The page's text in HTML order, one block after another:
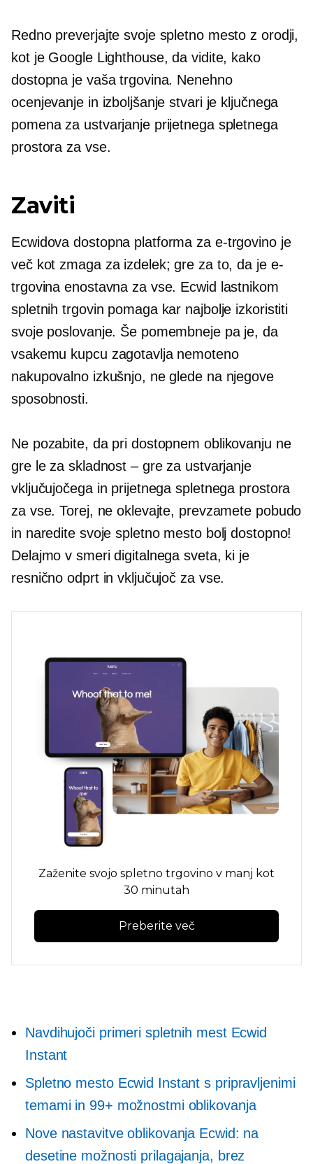
Redno preverjajte svoje spletno mesto z orodji,
kot je Google Lighthouse, da vidite, kako
dostopna je vaša trgovina. Nenehno
ocenjevanje in izboljšanje stvari je ključnega
pomena za ustvarjanje prijetnega spletnega
prostora za vse.
Zaviti
Ecwidova dostopna platforma za e-trgovino je
več kot zmaga za izdelek; gre za to, da je e-
trgovina enostavna za vse. Ecwid lastnikom
spletnih trgovin pomaga kar najbolje izkoristiti
svoje poslovanje. Še pomembneje pa je, da
vsakemu kupcu zagotavlja nemoteno
nakupovalno izkušnjo, ne glede na njegove
sposobnosti.
Ne pozabite, da pri dostopnem oblikovanju ne
gre le za skladnost – gre za ustvarjanje
vključujočega in prijetnega spletnega prostora
za vse. Torej, ne oklevajte, prevzamete pobudo
in naredite svoje spletno mesto bolj dostopno!
Delajmo v smeri digitalnega sveta, ki je
resnično odprt in vključujoč za vse.
Zaženite svojo spletno trgovino v manj kot
30 minutah
Preberite več
Navdihujoči primeri spletnih mest Ecwid
Instant
Spletno mesto Ecwid Instant s pripravljenimi
temami in 99+ možnostmi oblikovanja
Nove nastavitve oblikovanja Ecwid: na
desetine možnosti prilagajanja, brez